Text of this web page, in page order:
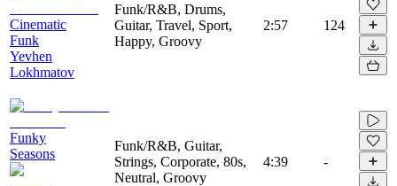
Cinematic
Funk
Yevhen
Lokhmatov
Funk/R&B, Drums,
Guitar, Travel, Sport,
Happy, Groovy
2:57 124
Funky
Seasons
Funk/R&B, Guitar,
Strings, Corporate, 80s,
Neutral, Groovy
4:39 -